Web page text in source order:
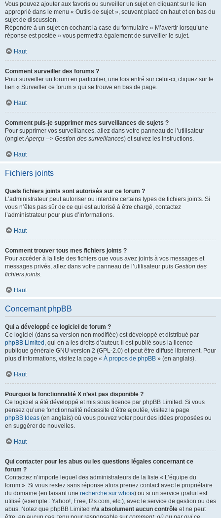
Vous pouvez ajouter aux favoris ou surveiller un sujet en cliquant sur le lien
approprié dans le menu « Outils de sujet », souvent placé en haut et en bas du
sujet de discussion.
Répondre à un sujet en cochant la case du formulaire « M’avertir lorsqu’une
réponse est postée » vous permettra également de surveiller le sujet.
Haut
Comment surveiller des forums ?
Pour surveiller un forum en particulier, une fois entré sur celui-ci, cliquez sur le
lien « Surveiller ce forum » qui se trouve en bas de page.
Haut
Comment puis-je supprimer mes surveillances de sujets ?
Pour supprimer vos surveillances, allez dans votre panneau de l’utilisateur
(ongletAperçu --> Gestion des surveillances) et suivez les instructions.
Haut
Fichiers joints
Quels fichiers joints sont autorisés sur ce forum ?
L’administrateur peut autoriser ou interdire certains types de fichiers joints. Si
vous n’êtes pas sûr de ce qui est autorisé à être chargé, contactez
l’administrateur pour plus d’informations.
Haut
Comment trouver tous mes fichiers joints ?
Pour accéder à la liste des fichiers que vous avez joints à vos messages et
messages privés, allez dans votre panneau de l’utilisateur puis Gestion des
fichiers joints.
Haut
Concernant phpBB
Qui a développé ce logiciel de forum ?
Ce logiciel (dans sa version non modifiée) est développé et distribué par
phpBB Limited , qui en a les droits d’auteur. Il est publié sous la licence
publique générale GNU version 2 (GPL-2.0) et peut être diffusé librement. Pour
plus d’informations, visitez la page « À propos de phpBB » (en anglais).
Haut
Pourquoi la fonctionnalité X n’est pas disponible ?
Ce logiciel a été développé et mis sous licence par phpBB Limited. Si vous
pensez qu’une fonctionnalité nécessite d’être ajoutée, visitez la page
phpBB Ideas (en anglais) où vous pouvez voter pour des idées proposées ou
en suggérer de nouvelles.
Haut
Qui contacter pour les abus ou les questions légales concernant ce
forum ?
Contactez n’importe lequel des administrateurs de la liste « L’équipe du
forum ». Si vous restez sans réponse alors prenez contact avec le propriétaire
du domaine (en faisant une recherche sur whois) ou si un service gratuit est
utilisé (exemple : Yahoo!, Free, f2s.com, etc.), avec le service de gestion ou des
abus. Notez que phpBB Limited n’a absolument aucun contrôle et ne peut